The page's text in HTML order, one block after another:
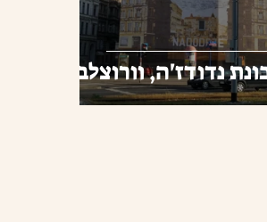
נדודז'ה, וורוצלב